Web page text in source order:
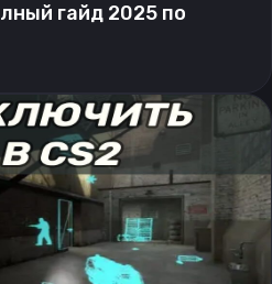
гайд 2025 по